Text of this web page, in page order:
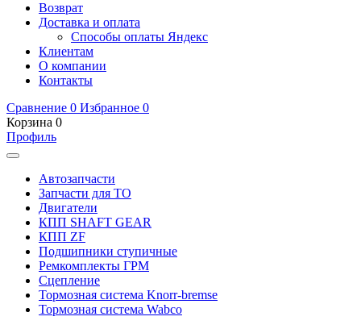
Возврат
Доставка и оплата
Способы оплаты Яндекс
Клиентам
О компании
Контакты
Сравнение 0 Избранное 0
Корзина 0
Профиль
Автозапчасти
Запчасти для ТО
Двигатели
КПП SHAFT GEAR
КПП ZF
Подшипники ступичные
Ремкомплекты ГРМ
Сцепление
Тормозная система Knorr-bremse
Тормозная система Wabco